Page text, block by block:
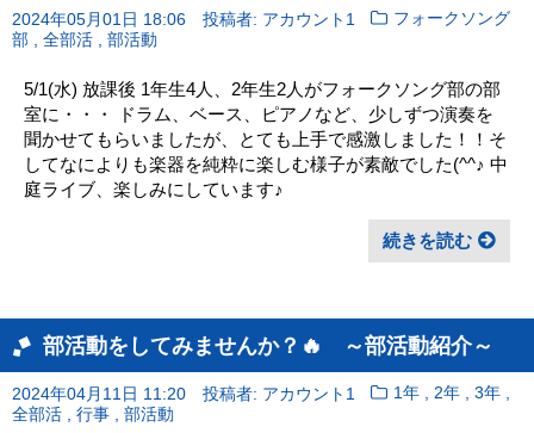
2024年05月01日 18:06 投稿者: アカウント1
フォークソング
部 , 全部活 , 部活動
5/1(水) 放課後 1年生4人、2年生2人がフォークソング部の部
室に・・・ ドラム、ベース、ピアノなど、少しずつ演奏を
聞かせてもらいましたが、とても上手で感激しました！！そ
してなによりも楽器を純粋に楽しむ様子が素敵でした(^^♪ 中
庭ライブ、楽しみにしています♪
続きを読む
部活動をしてみませんか？🔥 ～部活動紹介～
2024年04月11日 11:20 投稿者: アカウント1 1年 ,2年 ,3年 ,
全部活 , 行事 , 部活動